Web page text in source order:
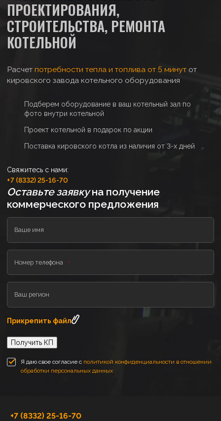
ПРОЕКТИРОВАНИЯ,
СТРОИТЕЛЬСТВА, РЕМОНТА
КОТЕЛЬНОЙ
Расчет потребности тепла и топлива от 5 минут от
кировского завода котельного оборудования
Подберем оборудование в ваш котельный зал по
фото внутри котельной
Проект котельной в подарок по акции
Поставка кировского котла из наличия от 3-х дней
Свяжитесь с нами:
+7 (8332) 25-16-70
Оставьте заявкуна получение
коммерческого предложения
Ваше имя
Номер телефона
Ваш регион
Прикрепить файл
Получить КП
Я даю свое согласие с политикой конфиденциальности в отношении
обработки персональных данных
+7 (8332) 25-16-70